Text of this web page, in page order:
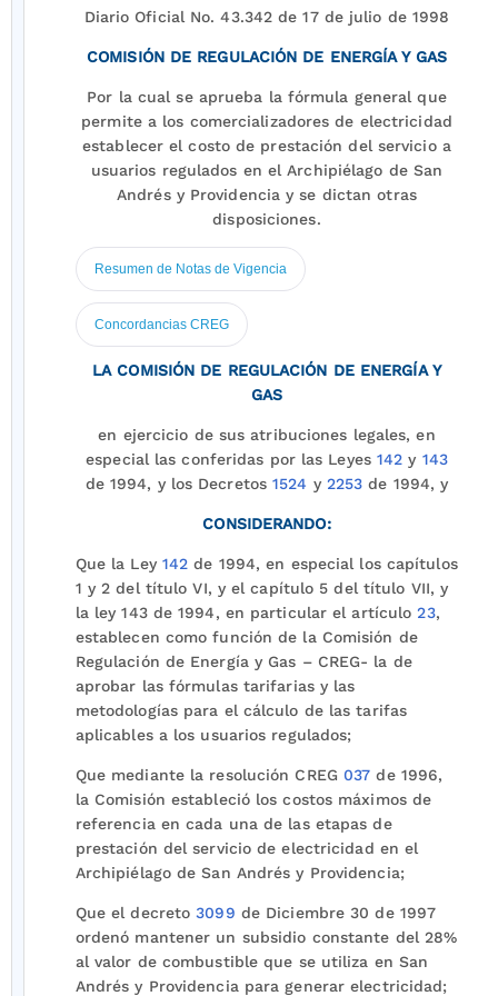
Diario Oficial No. 43.342 de 17 de julio de 1998
COMISIÓN DE REGULACIÓN DE ENERGÍA Y GAS
Por la cual se aprueba la fórmula general que
permite a los comercializadores de electricidad
establecer el costo de prestación del servicio a
usuarios regulados en el Archipiélago de San
Andrés y Providencia y se dictan otras
disposiciones.
Resumen de Notas de Vigencia
Concordancias CREG
LA COMISIÓN DE REGULACIÓN DE ENERGÍA Y
GAS
en ejercicio de sus atribuciones legales, en
especial las conferidas por las Leyes 142 y 143
de 1994, y los Decretos1524 y 2253 de 1994, y
CONSIDERANDO:
Que la Ley 142 de 1994, en especial los capítulos
1 y 2 del título VI, y el capítulo 5 del título VII, y
la ley 143 de 1994, en particular el artículo23,
establecen como función de la Comisión de
Regulación de Energía y Gas – CREG- la de
aprobar las fórmulas tarifarias y las
metodologías para el cálculo de las tarifas
aplicables a los usuarios regulados;
Que mediante la resolución CREG 037 de 1996,
la Comisión estableció los costos máximos de
referencia en cada una de las etapas de
prestación del servicio de electricidad en el
Archipiélago de San Andrés y Providencia;
Que el decreto3099 de Diciembre 30 de 1997
ordenó mantener un subsidio constante del 28%
al valor de combustible que se utiliza en San
Andrés y Providencia para generar electricidad;